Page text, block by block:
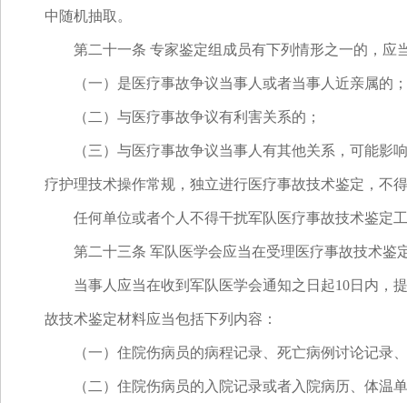
中随机抽取。
第二十一条 专家鉴定组成员有下列情形之一的，应
（一）是医疗事故争议当事人或者当事人近亲属的；
（二）与医疗事故争议有利害关系的；
（三）与医疗事故争议当事人有其他关系，可能影响
疗护理技术操作常规，独立进行医疗事故技术鉴定，不
任何单位或者个人不得干扰军队医疗事故技术鉴定
第二十三条 军队医学会应当在受理医疗事故技术鉴
当事人应当在收到军队医学会通知之日起10日内，提
故技术鉴定材料应当包括下列内容：
（一）住院伤病员的病程记录、死亡病例讨论记录、
（二）住院伤病员的入院记录或者入院病历、体温单